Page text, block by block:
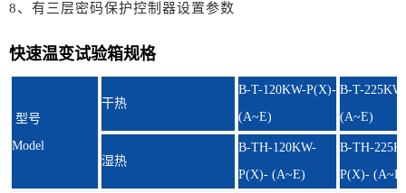
8、有三层密码保护控制器设置参数
快速温变试验箱规格
型号
Model
干热
B-T-120KW-P(X)-
(A~E)
B-T-
(A~E)
湿热
B-TH-120KW-
P(X)- (A~E)
B-TH-
P(X)- (A~E)